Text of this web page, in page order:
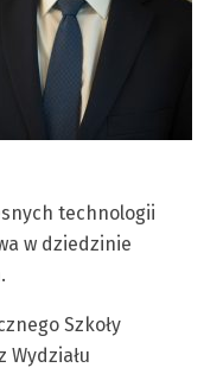
technologii
w dziedzinie
Szkoły
Wydziału